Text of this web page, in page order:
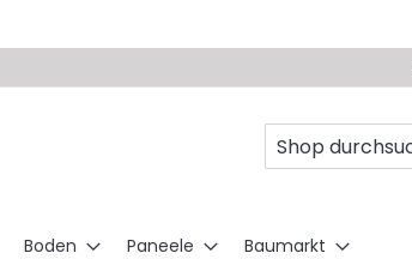
Boden Paneele Baumarkt